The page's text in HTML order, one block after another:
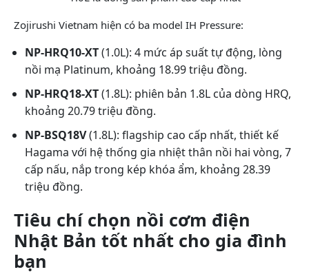
Zojirushi Vietnam hiện có ba model IH Pressure:
NP-HRQ10-XT(1.0L): 4 mức áp suất tự động, lòng
nồi mạ Platinum, khoảng 18.99 triệu đồng.
NP-HRQ18-XT(1.8L): phiên bản 1.8L của dòng HRQ,
khoảng 20.79 triệu đồng.
NP-BSQ18V(1.8L): flagship cao cấp nhất, thiết kế
Hagama với hệ thống gia nhiệt thân nồi hai vòng, 7
cấp nấu, nắp trong kép khóa ẩm, khoảng 28.39
triệu đồng.
Tiêu chí chọn nồi cơm điện
Nhật Bản tốt nhất cho gia đình
bạn